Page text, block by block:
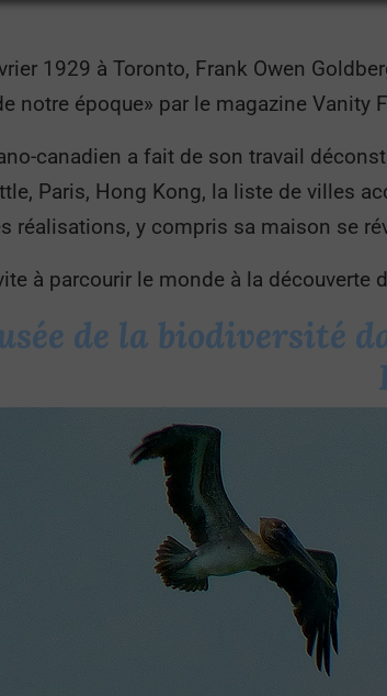
1929 à Toronto, Frank Owen
notre époque» par le magazine Vanity
canadien a fait de son travail
Paris, Hong Kong, la liste de villes
réalisations, y compris sa maison se
à parcourir le monde à la découverte
de la biodiversité